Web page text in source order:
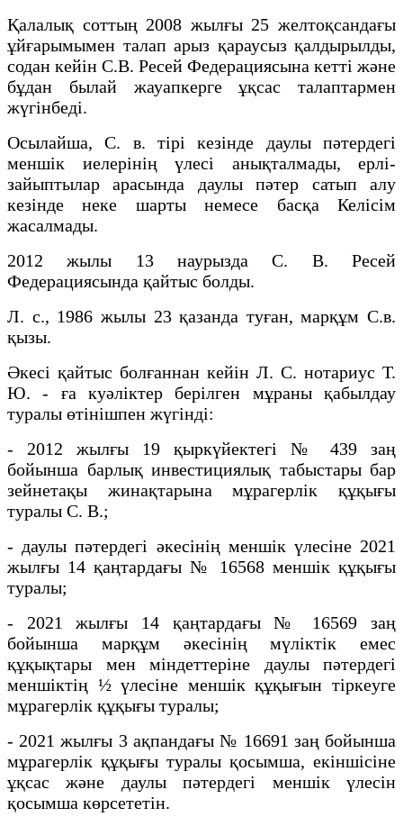
Қалалық соттың 2008 жылғы 25 желтоқсандағы
ұйғарымымен талап арыз қараусыз қалдырылды,
содан кейін С.В. Ресей Федерациясына кетті және
бұдан былай жауапкерге ұқсас талаптармен
жүгінбеді.
Осылайша, С. в. тірі кезінде даулы пәтердегі
меншік иелерінің үлесі анықталмады, ерлі-
зайыптылар арасында даулы пәтер сатып алу
кезінде неке шарты немесе басқа Келісім
жасалмады.
2012 жылы 13 наурызда С. В. Ресей
Федерациясында қайтыс болды.
Л. с., 1986 жылы 23 қазанда туған, марқұм С.в.
қызы.
Әкесі қайтыс болғаннан кейін Л. С. нотариус Т.
Ю. - ға куәліктер берілген мұраны қабылдау
туралы өтінішпен жүгінді:
- 2012 жылғы 19 қыркүйектегі № 439 заң
бойынша барлық инвестициялық табыстары бар
зейнетақы жинақтарына мұрагерлік құқығы
туралы С. В.;
- даулы пәтердегі әкесінің меншік үлесіне 2021
жылғы 14 қаңтардағы № 16568 меншік құқығы
туралы;
- 2021 жылғы 14 қаңтардағы № 16569 заң
бойынша марқұм әкесінің мүліктік емес
құқықтары мен міндеттеріне даулы пәтердегі
меншіктің ½ үлесіне меншік құқығын тіркеуге
мұрагерлік құқығы туралы;
- 2021 жылғы 3 ақпандағы № 16691 заң бойынша
мұрагерлік құқығы туралы қосымша, екіншісіне
ұқсас және даулы пәтердегі меншік үлесін
қосымша көрсететін.